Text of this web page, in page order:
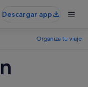
Descargar app
Organiza tu viaje